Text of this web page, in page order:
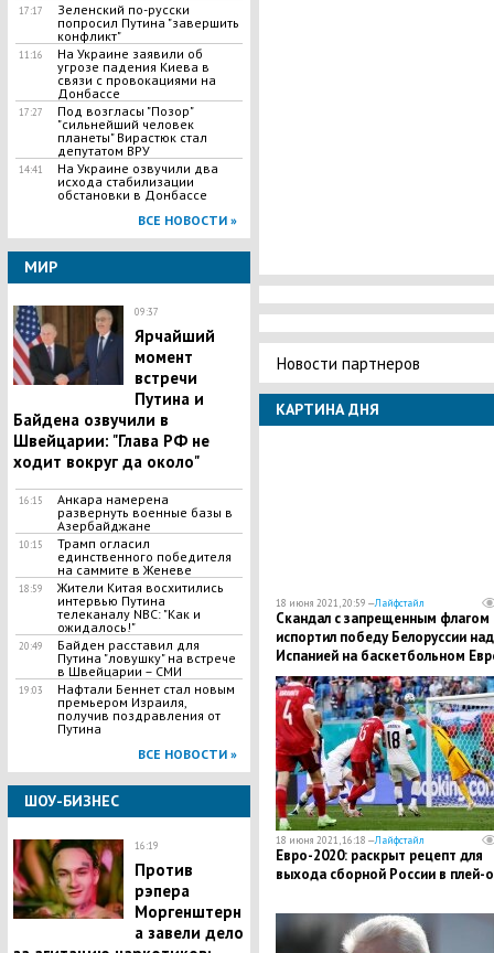
17:17
Зеленский по-русски
попросил Путина "завершить
конфликт"
11:16
На Украине заявили об
угрозе падения Киева в
связи с провокациями на
Донбассе
17:27
Под возгласы "Позор"
"сильнейший человек
планеты" Вирастюк стал
депутатом ВРУ
14:41
На Украине озвучили два
исхода стабилизации
обстановки в Донбассе
ВСЕ НОВОСТИ »
МИР
09:37
Ярчайший
момент
встречи
Путина и
Байдена озвучили в
Швейцарии: "Глава РФ не
ходит вокруг да около"
16:15
Анкара намерена
развернуть военные базы в
Азербайджане
10:15
Трамп огласил
единственного победителя
на саммите в Женеве
18:59
Жители Китая восхитились
интервью Путина
телеканалу NBC: "Как и
ожидалось!"
20:49
Байден расставил для
Путина "ловушку" на встрече
в Швейцарии – СМИ
19:03
Нафтали Беннет стал новым
премьером Израиля,
получив поздравления от
Путина
ВСЕ НОВОСТИ »
ШОУ-БИЗНЕС
16:19
Против
рэпера
Моргенштерн
а завели дело
Новости партнеров
КАРТИНА ДНЯ
18 июня 2021, 20:59 —Лайфстайл
Скандал с запрещенным флагом
испортил победу Белоруссии над
Испанией на баскетбольном
18 июня 2021, 16:18 —Лайфстайл
Евро-2020: раскрыт рецепт для
выхода сборной России в